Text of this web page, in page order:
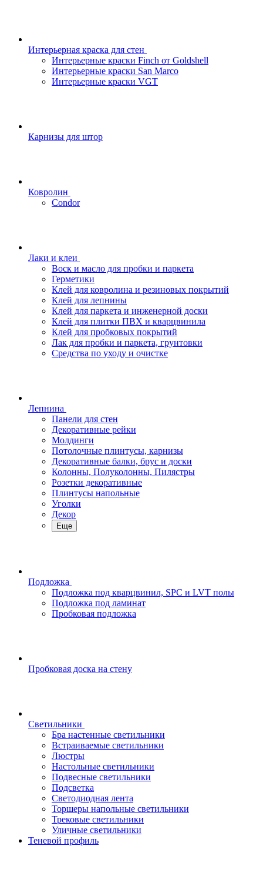
Интерьерная краска для стен
Интерьерные краски Finch от Goldshell
Интерьерные краски San Marco
Интерьерные краски VGT
Карнизы для штор
Ковролин
Condor
Лаки и клеи
Воск и масло для пробки и паркета
Герметики
Клей для ковролина и резиновых покрытий
Клей для лепнины
Клей для паркета и инженерной доски
Клей для плитки ПВХ и кварцвинила
Клей для пробковых покрытий
Лак для пробки и паркета, грунтовки
Средства по уходу и очистке
Лепнина
Панели для стен
Декоративные рейки
Молдинги
Потолочные плинтусы, карнизы
Декоративные балки, брус и доски
Колонны, Полуколонны, Пилястры
Розетки декоративные
Плинтусы напольные
Уголки
Декор
Еще
Подложка
Подложка под кварцвинил, SPC и LVT полы
Подложка под ламинат
Пробковая подложка
Пробковая доска на стену
Светильники
Бра настенные светильники
Встраиваемые светильники
Люстры
Настольные светильники
Подвесные светильники
Подсветка
Светодиодная лента
Торшеры напольные светильники
Трековые светильники
Уличные светильники
Теневой профиль